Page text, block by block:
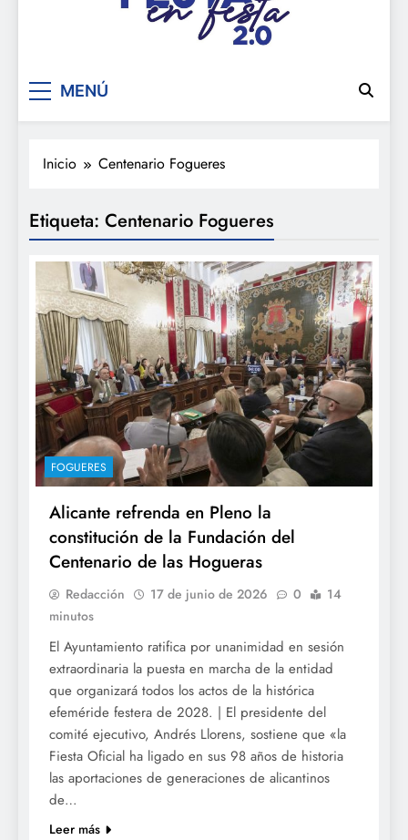
De festa en festa 2.0
MENÚ
Inicio Centenario Fogueres
Etiqueta: Centenario Fogueres
FOGUERES
Alicante refrenda en Pleno la
constitución de la Fundación del
Centenario de las Hogueras
Redacción 17 de junio de 2026 0
14
minutos
El Ayuntamiento ratifica por unanimidad en sesión
extraordinaria la puesta en marcha de la entidad
que organizará todos los actos de la histórica
efeméride festera de 2028. | El presidente del
comité ejecutivo, Andrés Llorens, sostiene que «la
Fiesta Oficial ha ligado en sus 98 años de historia
las aportaciones de generaciones de alicantinos
de…
Leer más